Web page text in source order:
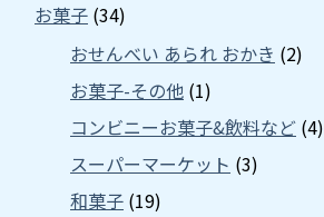
お菓子 (34)
おせんべい あられ おかき (2)
お菓子-その他 (1)
コンビニーお菓子&飲料など (4)
スーパーマーケット (3)
和菓子 (19)